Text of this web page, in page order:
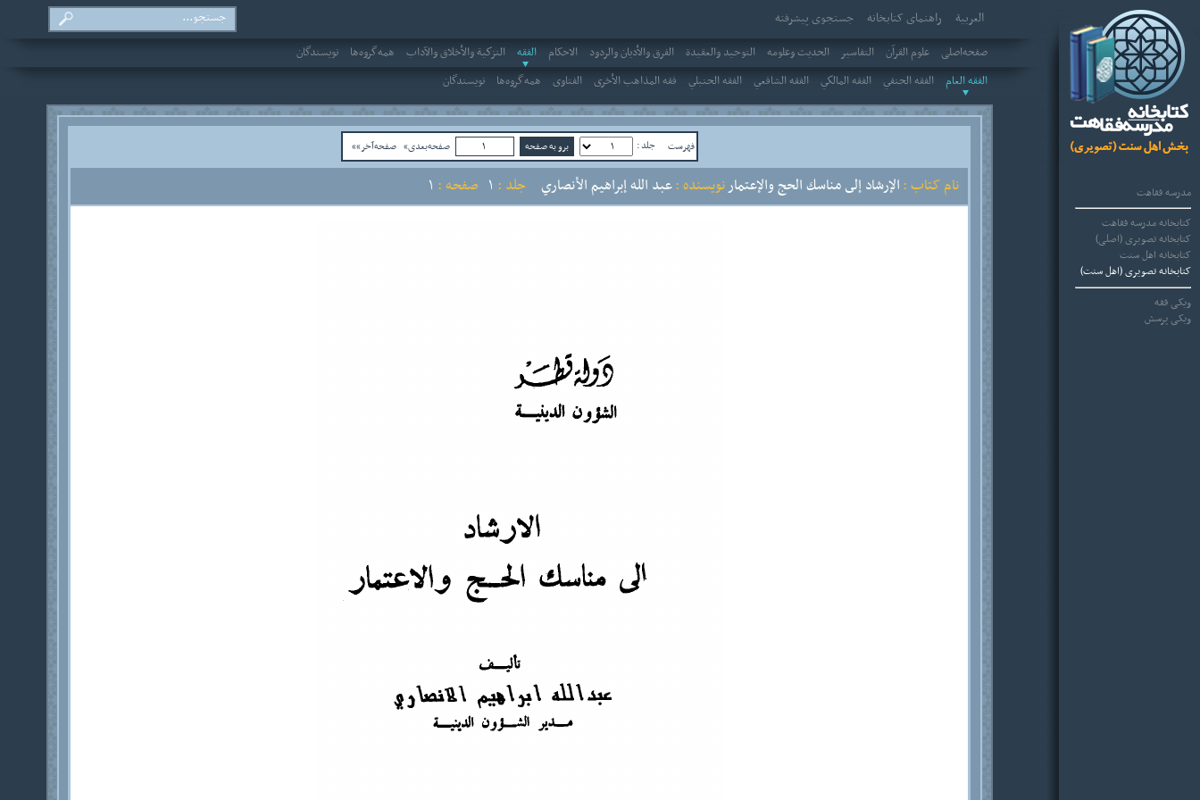
مدرسه فقاهت
کتابخانه مدرسه فقاهت
کتابخانه تصویری (اصلی)
کتابخانه اهل سنت
کتابخانه تصویری (اهل سنت)
ویکی فقه
ویکی پرسش
العربیة راهنمای کتابخانه
جستجوی پیشرفته
صفحه‌اصلی علوم القرآن التفاسير الحديث وعلومه التوحيد والعقيدة الفرق والأديان والردود الاحکام الفقه التزكية والأخلاق والآداب همه‌گروه‌ها
نویسندگان
الفقه العام الفقه الحنفي الفقه المالكي الفقه الشافعي الفقه الحنبلي فقه المذاهب الأخرى الفتاوى همه‌گروه‌ها نویسندگان
فهرست جلد : صفحه‌بعدی» صفحه‌آخر»»
نام کتاب :الإرشاد إلى مناسك الحج والإعتمارنویسنده :عبد الله إبراهيم الأنصاري جلد : صفحه :